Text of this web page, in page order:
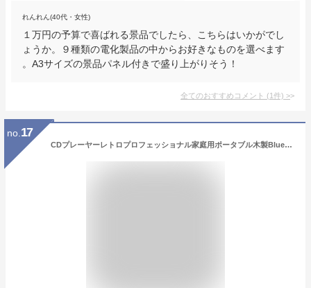
れんれん(40代・女性)
１万円の予算で喜ばれる景品でしたら、こちらはいかがでし
ょうか。９種類の電化製品の中からお好きなものを選べます
。A3サイズの景品パネル付きで盛り上がりそう！
全てのおすすめコメント (1件) >
no. 17
CDプレーヤーレトロプロフェッショナル家庭用ポータブル木製Bluetoothウォークマン男性と女性にギフトとして適しています イヤフォン対応